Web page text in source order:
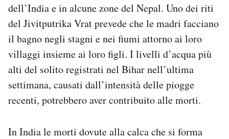
Area Personale
Newsletter
Notifiche mobile
Regala il Post
Hai bisogno di aiuto?
Esci
dell’India e in alcune zone del Nepal. Uno dei riti
del Jivitputrika Vrat prevede che le madri facciano
il bagno negli stagni e nei fiumi attorno ai loro
villaggi insieme ai loro figli. I livelli d’acqua più
alti del solito registrati nel Bihar nell’ultima
settimana, causati dall’intensità delle piogge
recenti, potrebbero aver contribuito alle morti.
In India le morti dovute alla calca che si forma